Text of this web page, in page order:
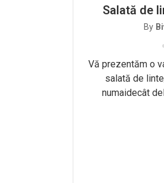
Salată de
By
Vă prezentăm o
salată de
numaidecât